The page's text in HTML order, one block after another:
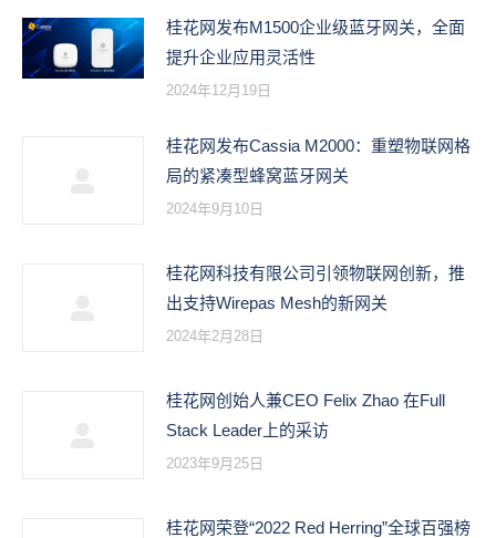
桂花网发布M1500企业级蓝牙网关，全面
提升企业应用灵活性
2024年12月19日
桂花网发布Cassia M2000：重塑物联网格
局的紧凑型蜂窝蓝牙网关
2024年9月10日
桂花网科技有限公司引领物联网创新，推
出支持Wirepas Mesh的新网关
2024年2月28日
桂花网创始人兼CEO Felix Zhao 在Full
Stack Leader上的采访
2023年9月25日
桂花网荣登“2022 Red Herring”全球百强榜